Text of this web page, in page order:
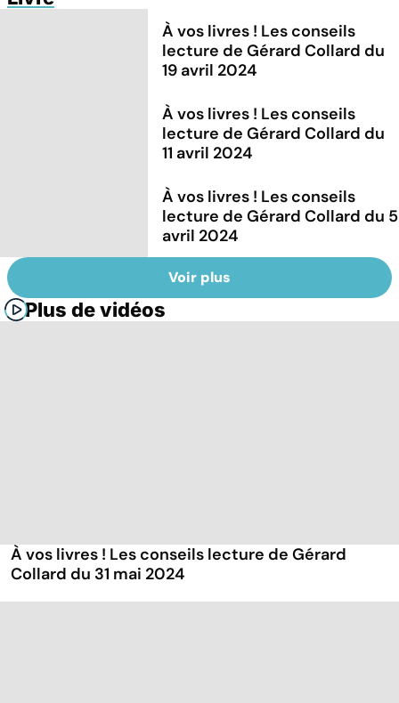
À vos livres ! Les conseils
lecture de Gérard Collard du
19 avril 2024
À vos livres ! Les conseils
lecture de Gérard Collard du
11 avril 2024
À vos livres ! Les conseils
lecture de Gérard Collard du 5
avril 2024
Voir plus
Plus de vidéos
À vos livres ! Les conseils lecture de Gérard
Collard du 31 mai 2024